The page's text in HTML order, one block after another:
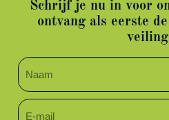
Schrijf je nu in voor
ontvang als eerste